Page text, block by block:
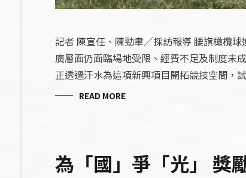
記者 陳宣任、陳勁聿／採訪報導 腰旗橄欖
廣層面仍面臨場地受限、經費不足及制度未
正透過汗水為這項新興項目開拓競技空間，
READ MORE
為「國」爭「光」 獎